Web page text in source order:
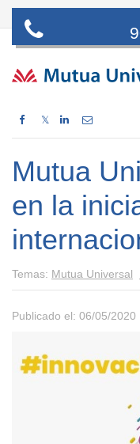
𝕏
Mutua
en la
Temas: Mutua Universal
Publicado el: 06/05/2020